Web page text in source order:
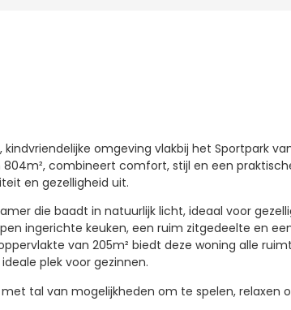
omgeving vlakbij het Sportpark
combineert comfort, stijl en een
en gezelligheid uit.
die baadt in natuurlijk licht, ideaal voor
ingerichte keuken, een ruim zitgedeelte en
van 205m² biedt deze woning alle
plek voor gezinnen.
tal van mogelijkheden om te spelen, relaxen